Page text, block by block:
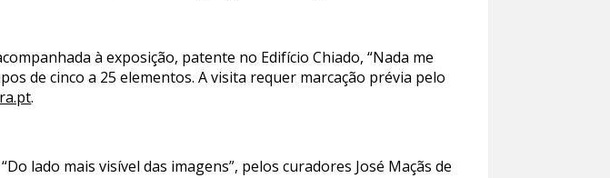
à exposição, patente no Edifício Chiado, “Nada me
de cinco a 25 elementos. A visita requer marcação prévia pelo
.
lado mais visível das imagens”, pelos curadores José Maçãs de